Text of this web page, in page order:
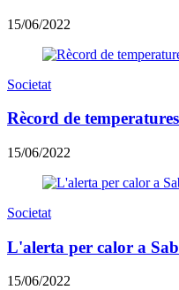
15/06/2022
Societat
Rècord de
15/06/2022
Societat
L'alerta per calor a
15/06/2022